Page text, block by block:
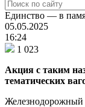
Единство — в
05.05.2025
16:24
1 023
Акция с таким
тематических
Железнодорожный